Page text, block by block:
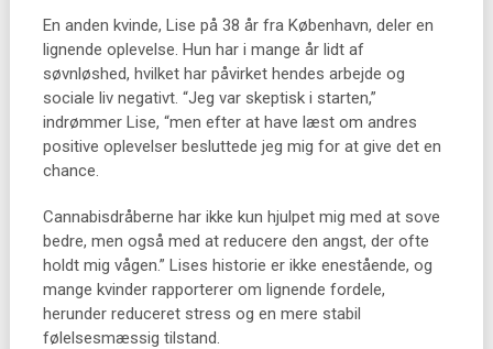
En anden kvinde, Lise på 38 år fra København, deler en
lignende oplevelse. Hun har i mange år lidt af
søvnløshed, hvilket har påvirket hendes arbejde og
sociale liv negativt. “Jeg var skeptisk i starten,”
indrømmer Lise, “men efter at have læst om andres
positive oplevelser besluttede jeg mig for at give det en
chance.
Cannabisdråberne har ikke kun hjulpet mig med at sove
bedre, men også med at reducere den angst, der ofte
holdt mig vågen.” Lises historie er ikke enestående, og
mange kvinder rapporterer om lignende fordele,
herunder reduceret stress og en mere stabil
følelsesmæssig tilstand.